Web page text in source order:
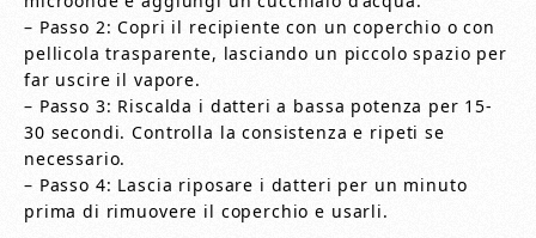
– Passo 2: Copri il recipiente con un coperchio o con
pellicola trasparente, lasciando un piccolo spazio per
far uscire il vapore.
– Passo 3: Riscalda i datteri a bassa potenza per 15-
30 secondi. Controlla la consistenza e ripeti se
necessario.
– Passo 4: Lascia riposare i datteri per un minuto
prima di rimuovere il coperchio e usarli.